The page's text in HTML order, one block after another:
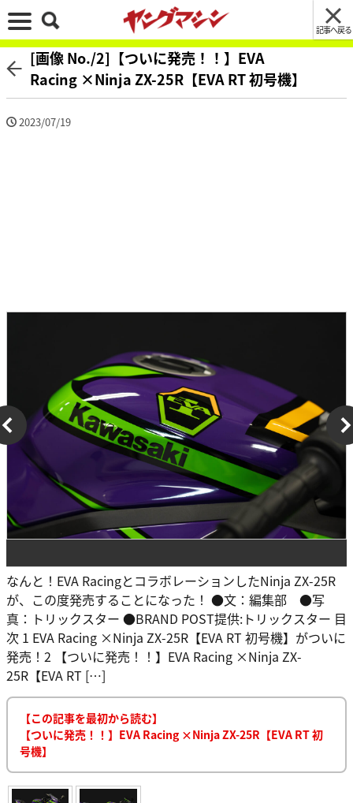
記事へ戻る
[画像 No./2]【ついに発売！！】EVA
Racing ×Ninja ZX-25R【EVA RT 初号機】
2023/07/19
なんと！EVA RacingとコラボレーションしたNinja ZX-25R
が、この度発売することになった！ ●文：編集部 ●写
真：トリックスター ●BRAND POST提供:トリックスター 目
次 1 EVA Racing ×Ninja ZX-25R【EVA RT 初号機】がついに
発売！2 【ついに発売！！】EVA Racing ×Ninja ZX-
25R【EVA RT […]
【この記事を最初から読む】
【ついに発売！！】EVA Racing ×Ninja ZX-25R【EVA RT 初
号機】